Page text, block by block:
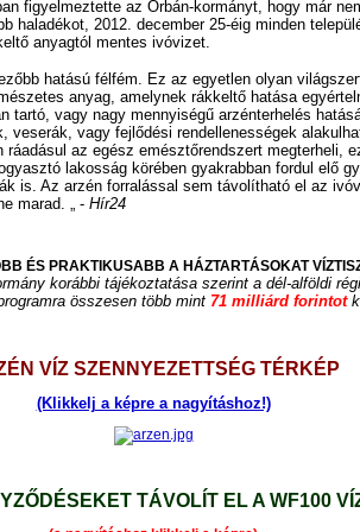
figyelmeztette az Orbán-kormányt, hogy már
haladékot, 2012. december 25-éig minden
anyagtól mentes ivóvizet.
hatású félfém. Ez az egyetlen olyan
anyag, amelynek rákkeltő hatása
tartó, vagy nagy mennyiségű arzénterhelés
veserák, vagy fejlődési rendellenességek
az egész emésztőrendszert megterheli,
lakosság körében gyakrabban fordul elő
is. Az arzén forralással sem távolítható el az
marad. „ - Hír24
ÉS PRAKTIKUSABB A HÁZTARTÁSOKAT
korábbi tájékoztatása szerint a dél-alföldi
összesen több mint 71 milliárd forintot
VÍZ SZENNYEZETTSÉG TÉRKÉP
(Klikkelj a képre a nagyításhoz!)
TÁVOLÍT EL A WF100